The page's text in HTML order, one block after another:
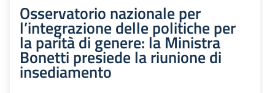
Osservatorio nazionale per
l’integrazione delle politiche per
la parità di genere: la Ministra
Bonetti presiede la riunione di
insediamento